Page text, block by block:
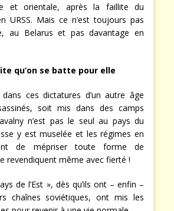
et orientale, après la faillite du
URSS. Mais ce n’est toujours pas
au Belarus et pas davantage en
qu’on se batte pour elle
ces dictatures d’un autre âge
soit mis dans des camps
n’est pas le seul au pays du
y est muselée et les régimes en
de mépriser toute forme de
revendiquent même avec fierté !
de l’Est », dès qu’ils ont – enfin –
chaînes soviétiques, ont mis les